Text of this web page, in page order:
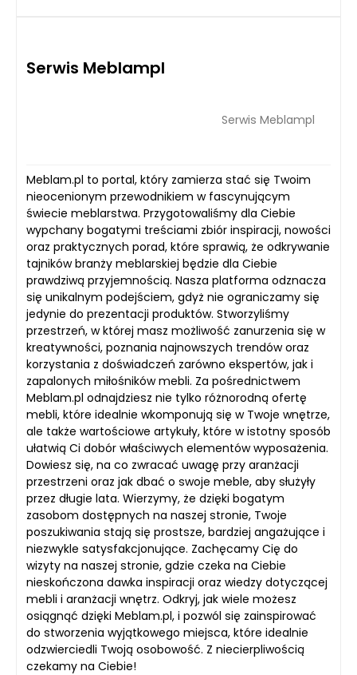
Serwis Meblampl
Serwis Meblampl
Meblam.pl to portal, który zamierza stać się Twoim
nieocenionym przewodnikiem w fascynującym
świecie meblarstwa. Przygotowaliśmy dla Ciebie
wypchany bogatymi treściami zbiór inspiracji, nowości
oraz praktycznych porad, które sprawią, że odkrywanie
tajników branży meblarskiej będzie dla Ciebie
prawdziwą przyjemnością. Nasza platforma odznacza
się unikalnym podejściem, gdyż nie ograniczamy się
jedynie do prezentacji produktów. Stworzyliśmy
przestrzeń, w której masz możliwość zanurzenia się w
kreatywności, poznania najnowszych trendów oraz
korzystania z doświadczeń zarówno ekspertów, jak i
zapalonych miłośników mebli. Za pośrednictwem
Meblam.pl odnajdziesz nie tylko różnorodną ofertę
mebli, które idealnie wkomponują się w Twoje wnętrze,
ale także wartościowe artykuły, które w istotny sposób
ułatwią Ci dobór właściwych elementów wyposażenia.
Dowiesz się, na co zwracać uwagę przy aranżacji
przestrzeni oraz jak dbać o swoje meble, aby służyły
przez długie lata. Wierzymy, że dzięki bogatym
zasobom dostępnych na naszej stronie, Twoje
poszukiwania stają się prostsze, bardziej angażujące i
niezwykle satysfakcjonujące. Zachęcamy Cię do
wizyty na naszej stronie, gdzie czeka na Ciebie
nieskończona dawka inspiracji oraz wiedzy dotyczącej
mebli i aranżacji wnętrz. Odkryj, jak wiele możesz
osiągnąć dzięki Meblam.pl, i pozwól się zainspirować
do stworzenia wyjątkowego miejsca, które idealnie
odzwierciedli Twoją osobowość. Z niecierpliwością
czekamy na Ciebie!